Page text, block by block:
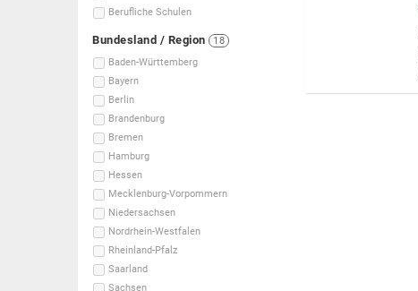
Berufliche Schulen
Bundesland / Region
18
Baden-Württemberg
Bayern
Berlin
Brandenburg
Bremen
Hamburg
Hessen
Mecklenburg-Vorpommern
Niedersachsen
Nordrhein-Westfalen
Rheinland-Pfalz
Saarland
Sachsen